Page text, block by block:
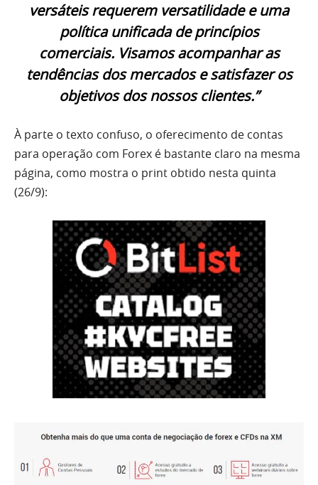
versáteis requerem versatilidade e uma
política unificada de princípios
comerciais. Visamos acompanhar as
tendências dos mercados e satisfazer os
objetivos dos nossos clientes.”
À parte o texto confuso, o oferecimento de contas
para operação com Forex é bastante claro na mesma
página, como mostra o print obtido nesta quinta
(26/9):